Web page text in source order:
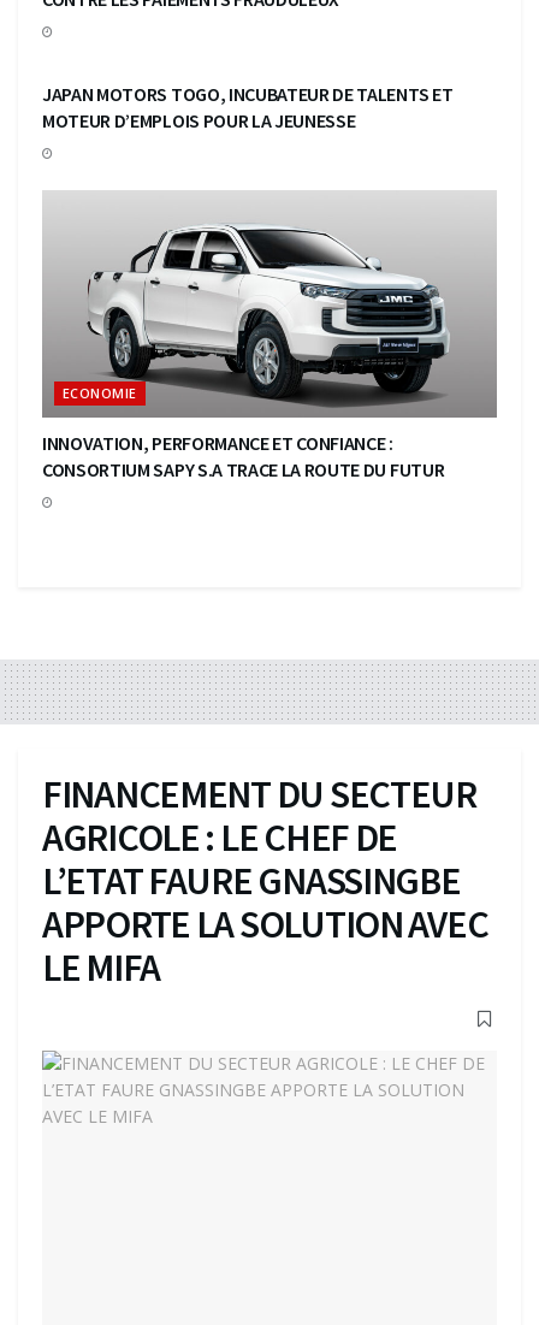
JAPAN MOTORS TOGO, INCUBATEUR DE TALENTS ET
MOTEUR D’EMPLOIS POUR LA JEUNESSE
ECONOMIE
INNOVATION, PERFORMANCE ET CONFIANCE :
CONSORTIUM SAPY S.A TRACE LA ROUTE DU FUTUR
FINANCEMENT DU SECTEUR
AGRICOLE : LE CHEF DE
L’ETAT FAURE GNASSINGBE
APPORTE LA SOLUTION AVEC
LE MIFA